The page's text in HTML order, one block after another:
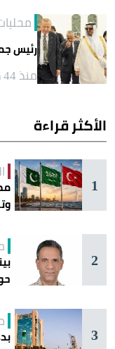
رئيس
منذ 44 دقيقة
الأكثر قراءة
1
2
3